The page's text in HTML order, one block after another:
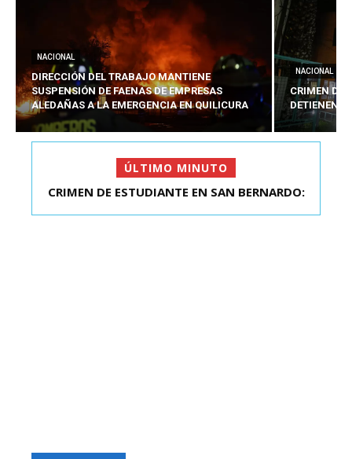
NACIONAL
DIRECCIÓN DEL TRABAJO MANTIENE
SUSPENSIÓN DE FAENAS DE EMPRESAS
ALEDAÑAS A LA EMERGENCIA EN QUILICURA
NACIONAL
CRIMEN DE
DETIENEN
ÚLTIMO MINUTO
FIESTA EN EL MONUMENTAL: LA
CRIMEN DE ESTUDIANTE EN SAN BERNARDO: